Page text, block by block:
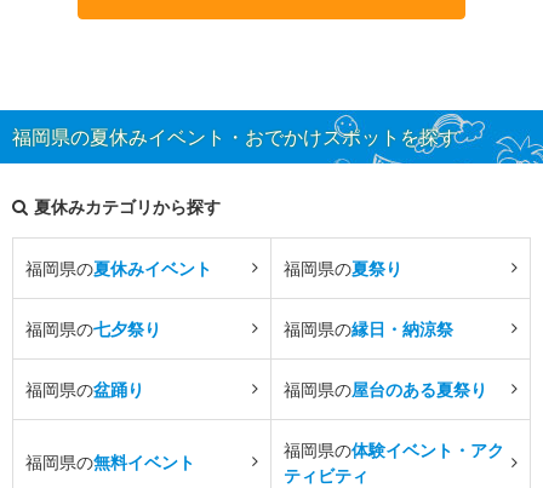
福岡県の夏休みイベント・おでかけスポットを探す
夏休みカテゴリから探す
福岡県の夏休みイベント 福岡県の夏祭り
福岡県の七夕祭り 福岡県の縁日・納涼祭
福岡県の盆踊り 福岡県の屋台のある夏祭り
福岡県の無料イベント
福岡県の体験イベント・アク
ティビティ